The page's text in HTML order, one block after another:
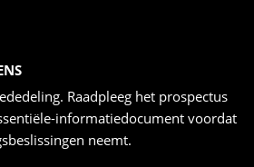
Raadpleeg het prospectus
informatiedocument voordat
neemt.